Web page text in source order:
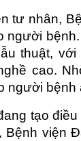
tư nhân,
người
thuật,
cao.
người
tạo
Bệnh viện